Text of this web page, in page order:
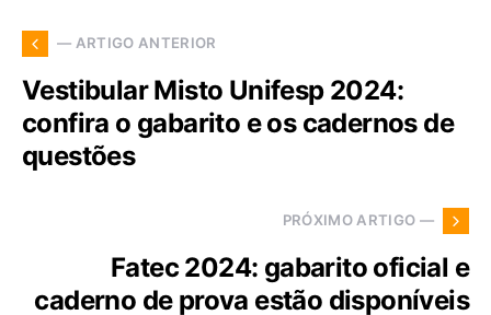
— ARTIGO ANTERIOR
Vestibular Misto Unifesp 2024:
confira o gabarito e os cadernos de
questões
PRÓXIMO ARTIGO —
Fatec 2024: gabarito oficial e
caderno de prova estão disponíveis